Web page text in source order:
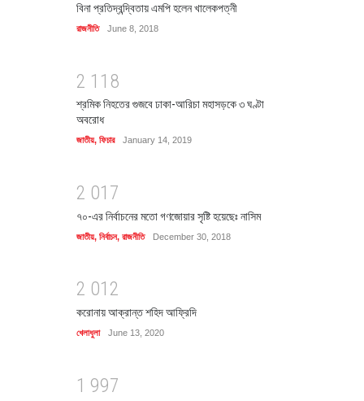
বিনা প্রতিদ্বন্দ্বিতায় এমপি হলেন খালেকপত্নী
রাজনীতি June 8, 2018
2 1 1 8
শ্রমিক নিহতের গুজবে ঢাকা-আরিচা মহাসড়কে ৩ ঘণ্টা
অবরোধ
জাতীয়, ফিচার January 14, 2019
2 01 7
৭০-এর নির্বাচনের মতো গণজোয়ার সৃষ্টি হয়েছেঃ নাসিম
জাতীয়, নির্বাচন, রাজনীতি December 30, 2018
2 01 2
করোনায় আক্রান্ত শহিদ আফ্রিদি
খেলাধুলা June 13, 2020
1 997